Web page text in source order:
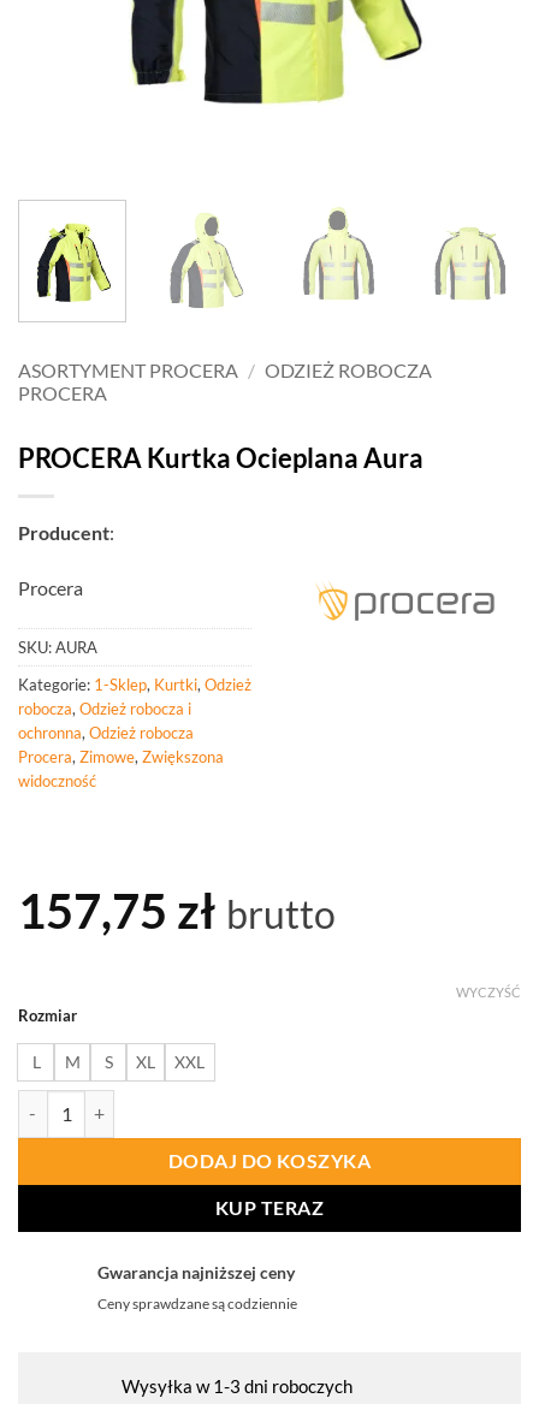
ASORTYMENT PROCERA / ODZIEŻ ROBOCZA
PROCERA
PROCERA Kurtka Ocieplana Aura
Producent:
Procera
SKU:AURA
Kategorie: 1-Sklep, Kurtki, Odzież
robocza, Odzież robocza i
ochronna, Odzież robocza
Procera, Zimowe, Zwiększona
widoczność
157,75 zł brutto
Rozmiar
L M S XL XXL
WYCZYŚĆ
DODAJ DO KOSZYKA
KUP TERAZ
Gwarancja najniższej ceny
Ceny sprawdzane są codziennie
Wysyłka w 1-3 dni roboczych